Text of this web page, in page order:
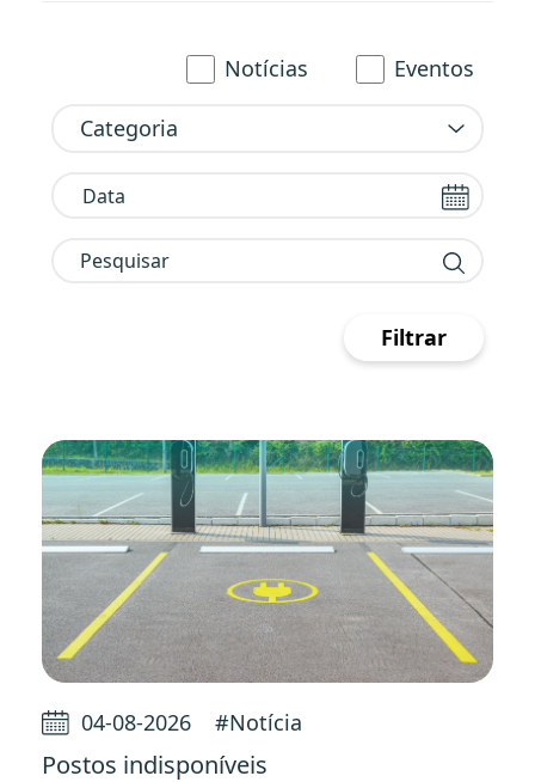
NotíciasNotícias EventosEventos
Categoria
Pesquisar
Filtrar
04-08-2026 #Notícia
Postos indisponíveis